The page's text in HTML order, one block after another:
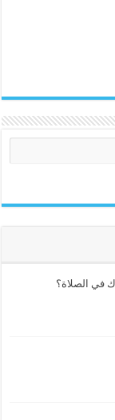
في الصلاة؟